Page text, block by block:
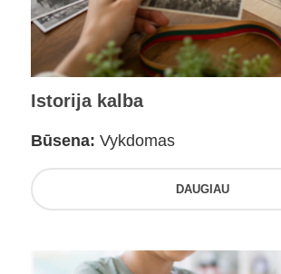
Istorija kalba
Būsena: Vykdomas
DAUGIAU